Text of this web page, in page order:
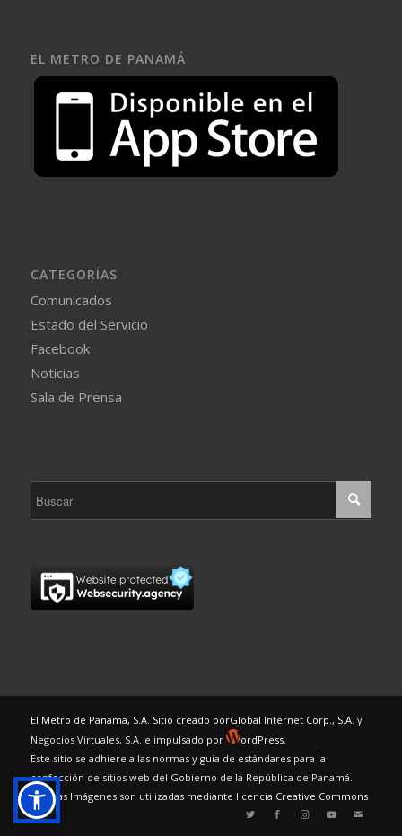
EL METRO DE PANAMÁ
CATEGORÍAS
Comunicados
Estado del Servicio
Facebook
Noticias
Sala de Prensa
El Metro de Panamá, S.A. Sitio creado porGlobal Internet Corp., S.A. y
Negocios Virtuales, S.A. e impulsado por
ordPress.
Este sitio se adhiere a las normas y guía de estándares para la
confección de sitios web del Gobierno de la República de Panamá.
Algunas Imágenes son utilizadas mediante licencia Creative Commons